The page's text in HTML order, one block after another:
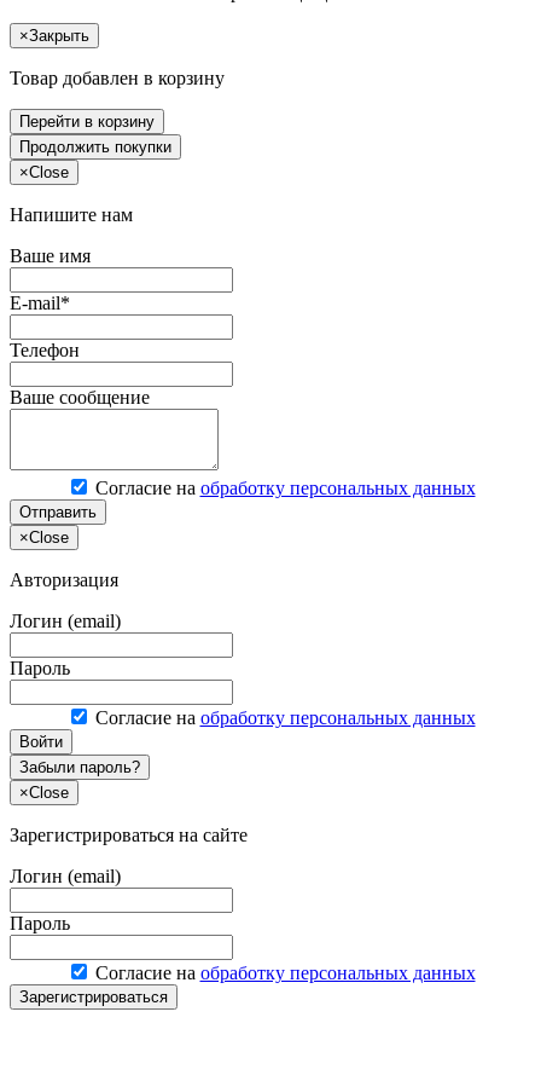
×Закрыть
Товар добавлен в корзину
Перейти в корзину
Продолжить покупки
×Close
Напишите нам
Ваше имя
E-mail*
Телефон
Ваше сообщение
Согласие на обработку персональных данных
Отправить
×Close
Авторизация
Логин (email)
Пароль
Согласие на обработку персональных данных
Войти
Забыли пароль?
×Close
Зарегистрироваться на сайте
Логин (email)
Пароль
Согласие на обработку персональных данных
Зарегистрироваться